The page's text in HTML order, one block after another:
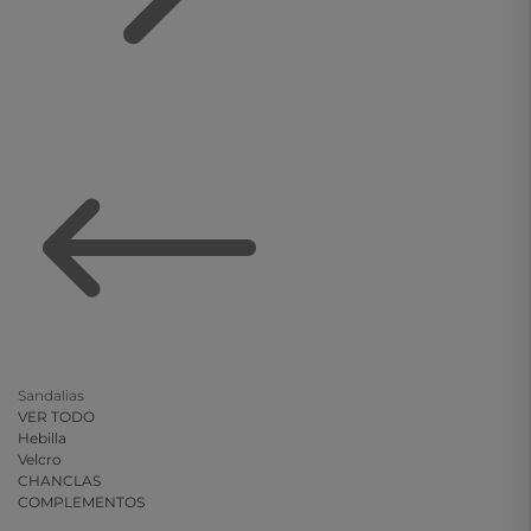
Sandalias
VER TODO
Hebilla
Velcro
CHANCLAS
COMPLEMENTOS